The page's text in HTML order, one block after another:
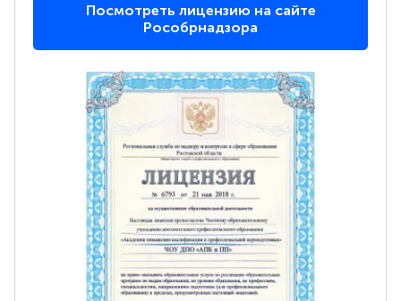
Посмотреть лицензию на сайте
Рособрнадзора